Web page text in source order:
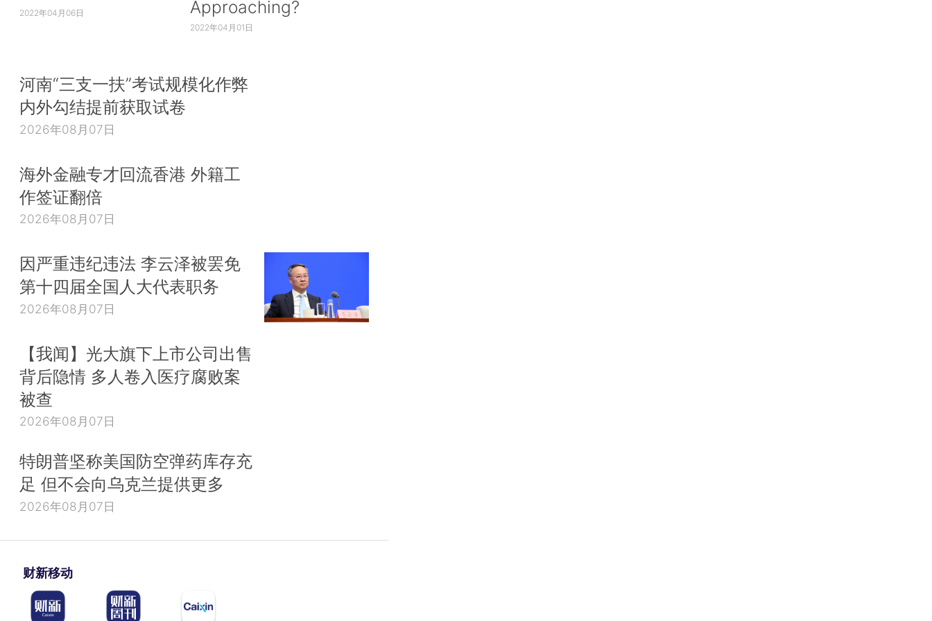
2022年04月06日
Approaching?
2022年04月01日
河南“三支一扶”考试规模化作弊
内外勾结提前获取试卷
2026年08月07日
海外金融专才回流香港 外籍工
作签证翻倍
2026年08月07日
因严重违纪违法 李云泽被罢免
第十四届全国人大代表职务
2026年08月07日
【我闻】光大旗下上市公司出售
背后隐情 多人卷入医疗腐败案
被查
2026年08月07日
特朗普坚称美国防空弹药库存充
足 但不会向乌克兰提供更多
2026年08月07日
财新移动